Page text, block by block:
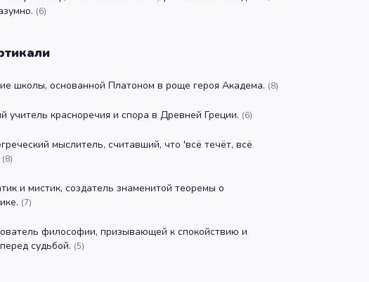
(6)
школы, основанной Платоном в роще героя Академа. (8)
учитель красноречия и спора в Древней Греции. (6)
мыслитель, считавший, что 'всё течёт, всё
(8)
и мистик, создатель знаменитой теоремы о
(7)
философии, призывающей к спокойствию и
судьбой. (5)